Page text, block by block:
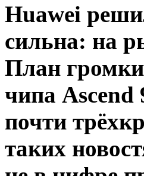
Huawei
сильна: на
План
чипа Ascend
почти
таких